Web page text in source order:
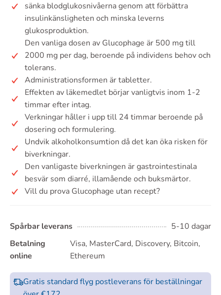
sänka blodglukosnivåerna genom att förbättra
insulinkänsligheten och minska leverns
glukosproduktion.
Den vanliga dosen av Glucophage är 500 mg till
2000 mg per dag, beroende på individens behov och
tolerans.
Administrationsformen är tabletter.
Effekten av läkemedlet börjar vanligtvis inom 1-2
timmar efter intag.
Verkningar håller i upp till 24 timmar beroende på
dosering och formulering.
Undvik alkoholkonsumtion då det kan öka risken för
biverkningar.
Den vanligaste biverkningen är gastrointestinala
besvär som diarré, illamående och buksmärtor.
Vill du prova Glucophage utan recept?
Spårbar leverans
5-10 dagar
Betalning
online
Visa, MasterCard, Discovery, Bitcoin,
Ethereum
Gratis standard flyg postleverans för beställningar